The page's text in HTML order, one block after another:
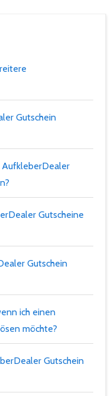
Gutschein
AufkleberDealer
Gutscheine
Gutschein
ich einen
möchte?
Gutschein